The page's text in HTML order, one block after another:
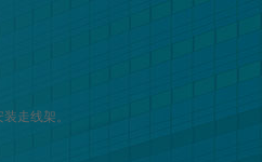
走线架。